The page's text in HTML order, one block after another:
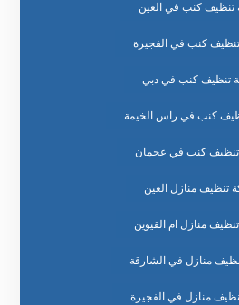
تنظيف كنب في العين
كنب في الفجيرة
تنظيف كنب في دبي
كنب في راس الخيمة
كنب في عجمان
تنظيف منازل العين
منازل ام القيوين
منازل في الشارقة
منازل في الفجيرة